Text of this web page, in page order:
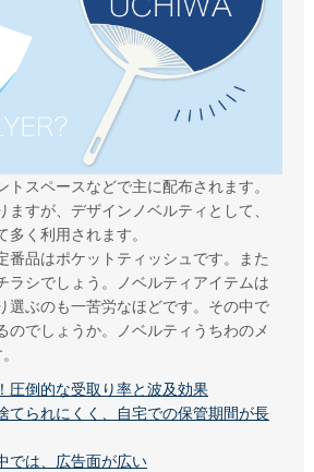
トスペースなどで主に配布されます。
ますが、デザインノベルティとして、
多く利用されます。
番品はポケットティッシュです。また
ラシでしょう。ノベルティアイテムは
選ぶのも一苦労なほどです。その中で
のでしょうか。ノベルティうちわのメ
倒的な受取り率と波及効果
られにくく、自宅での保管期間が長
では、広告面が広い